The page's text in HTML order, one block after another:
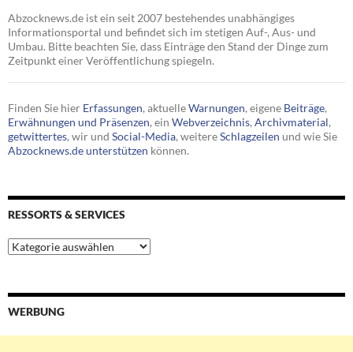
Abzocknews.de ist ein seit 2007 bestehendes unabhängiges
Informationsportal und befindet sich im stetigen Auf-, Aus- und
Umbau. Bitte beachten Sie, dass Einträge den Stand der Dinge zum
Zeitpunkt einer Veröffentlichung spiegeln.
Finden Sie hier Erfassungen, aktuelleWarnungen, eigene Beiträge,
Erwähnungen und Präsenzen, ein Webverzeichnis, Archivmaterial,
getwittertes, wir und Social-Media, weitereSchlagzeilen und wie Sie
Abzocknews.de unterstützen können.
RESSORTS & SERVICES
Ressorts
&
WERBUNG